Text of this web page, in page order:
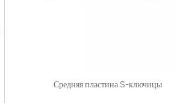
Средняя пластина S-ключицы